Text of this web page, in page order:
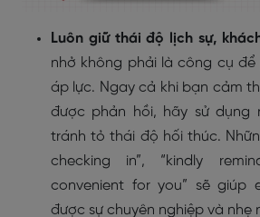
Luôn giữ thái độ lịch sự,
nhở không phải là công cụ
áp lực. Ngay cả khi bạn cảm
được phản hồi, hãy sử dụng
tránh tỏ thái độ hối thúc.
checking in”, “kindly
convenient for you” sẽ giúp
được sự chuyên nghiệp và nhẹ